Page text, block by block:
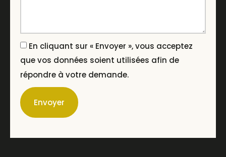
En cliquant sur « Envoyer », vous acceptez
que vos données soient utilisées afin de
répondre à votre demande.
Envoyer